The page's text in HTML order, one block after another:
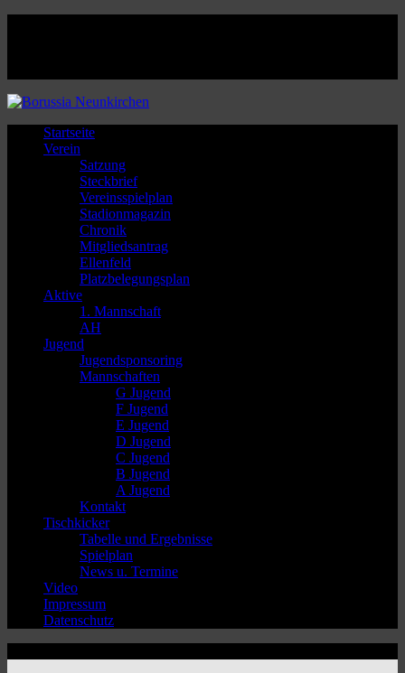
Startseite
Verein
Satzung
Steckbrief
Vereinsspielplan
Stadionmagazin
Chronik
Mitgliedsantrag
Ellenfeld
Platzbelegungsplan
Aktive
1. Mannschaft
AH
Jugend
Jugendsponsoring
Mannschaften
G Jugend
F Jugend
E Jugend
D Jugend
C Jugend
B Jugend
A Jugend
Kontakt
Tischkicker
Tabelle und Ergebnisse
Spielplan
News u. Termine
Video
Impressum
Datenschutz